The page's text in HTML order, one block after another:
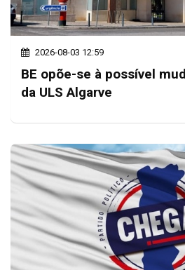
2026-08-03 12:59
BE opõe-se à possível
da ULS Algarve